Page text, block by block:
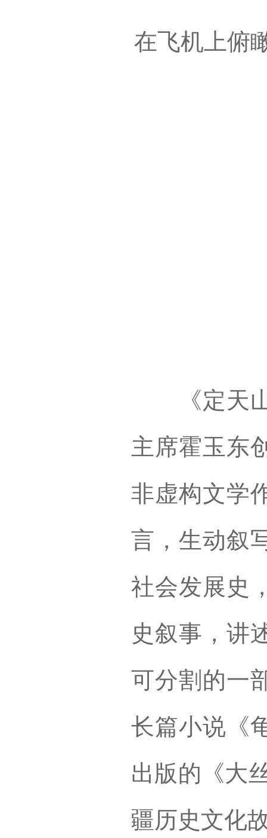
在飞机上俯
《定天山
主席霍玉东
非虚构文学
言，生动叙
社会发展史
史叙事，讲
可分割的一
长篇小说《
出版的《大
疆历史文化